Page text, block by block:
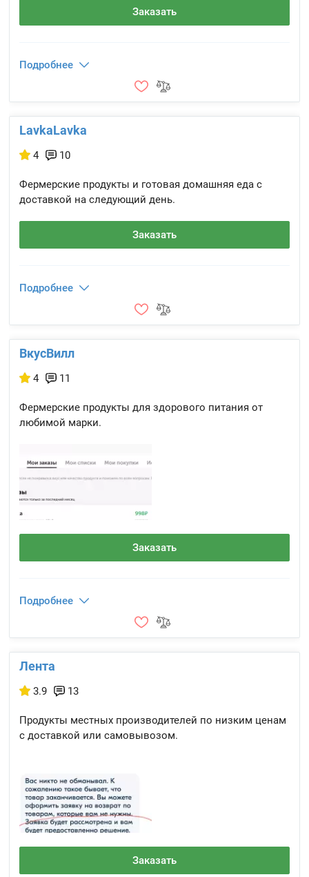
Заказать
Подробнее
LavkaLavka
4 10
Фермерские продукты и готовая домашняя еда с
доставкой на следующий день.
Заказать
Подробнее
ВкусВилл
4 11
Фермерские продукты для здорового питания от
любимой марки.
Заказать
Подробнее
Лента
3.9 13
Продукты местных производителей по низким ценам
с доставкой или самовывозом.
Заказать